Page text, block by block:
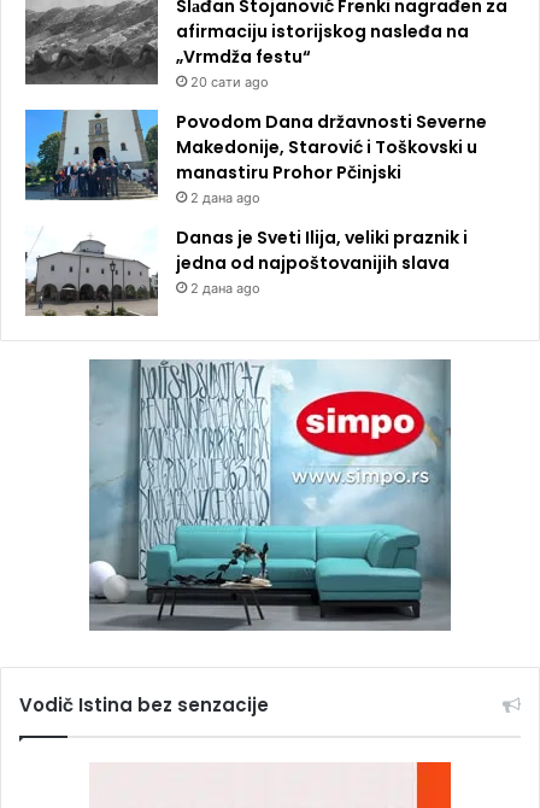
Slаđan Stojanović Frenki nagrađen za
afirmaciju istorijskog nasleđa na
„Vrmdža festu“
20 сати ago
Povodom Dana državnosti Severne
Makedonije, Starović i Toškovski u
manastiru Prohor Pčinjski
2 дана ago
Danas je Sveti Ilija, veliki praznik i
jedna od najpoštovanijih slava
2 дана ago
Vodič Istina bez senzacije